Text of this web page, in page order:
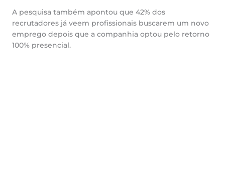
A pesquisa também apontou que 42% dos
recrutadores já veem profissionais buscarem um novo
emprego depois que a companhia optou pelo retorno
100% presencial.